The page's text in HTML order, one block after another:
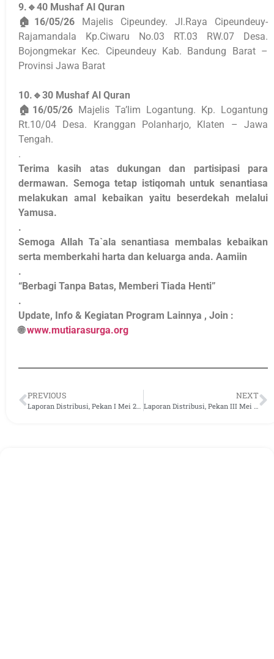
9.🔹40 Mushaf Al Quran
🏠16/05/26 Majelis Cipeundey. Jl.Raya Cipeundeuy-
Rajamandala Kp.Ciwaru No.03 RT.03 RW.07 Desa.
Bojongmekar Kec. Cipeundeuy Kab. Bandung Barat –
Provinsi Jawa Barat
10.🔹30 Mushaf Al Quran
🏠16/05/26 Majelis Ta’lim Logantung. Kp. Logantung
Rt.10/04 Desa. Kranggan Polanharjo, Klaten – Jawa
Tengah.
.
Terima kasih atas dukungan dan partisipasi para
dermawan. Semoga tetap istiqomah untuk senantiasa
melakukan amal kebaikan yaitu beserdekah melalui
Yamusa.
.
Semoga Allah Ta`ala senantiasa membalas kebaikan
serta memberkahi harta dan keluarga anda. Aamiin
.
“Berbagi Tanpa Batas, Memberi Tiada Henti”
.
Update, Info & Kegiatan Program Lainnya , Join :
🌐www.mutiarasurga.org
PREVIOUS
Laporan Distribusi, Pekan I Mei 2026
NEXT
Laporan Distribusi, Pekan III Mei 2026